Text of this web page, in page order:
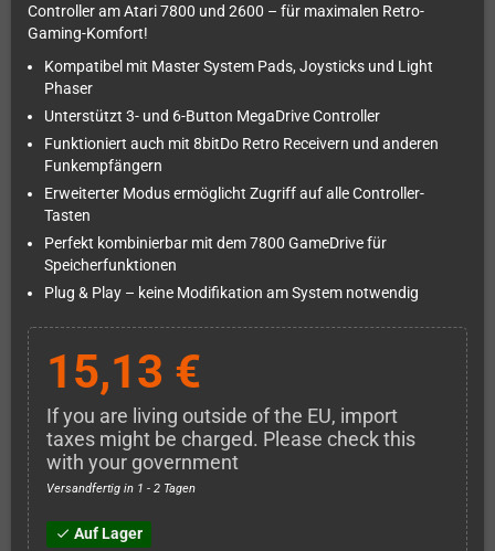
Controller am Atari 7800 und 2600 – für maximalen Retro-
Gaming-Komfort!
Kompatibel mit Master System Pads, Joysticks und Light
Phaser
Unterstützt 3- und 6-Button MegaDrive Controller
Funktioniert auch mit 8bitDo Retro Receivern und anderen
Funkempfängern
Erweiterter Modus ermöglicht Zugriff auf alle Controller-
Tasten
Perfekt kombinierbar mit dem 7800 GameDrive für
Speicherfunktionen
Plug & Play – keine Modifikation am System notwendig
15,13 €
If you are living outside of the EU, import
taxes might be charged. Please check this
with your government
Versandfertig in 1 - 2 Tagen
check Auf Lager